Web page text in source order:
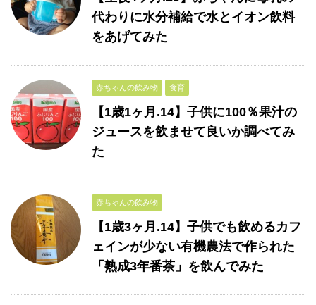
代わりに水分補給で水とイオン飲料
をあげてみた
赤ちゃんの飲み物 食育
【1歳1ヶ月.14】子供に100％果汁の
ジュースを飲ませて良いか調べてみ
た
赤ちゃんの飲み物
【1歳3ヶ月.14】子供でも飲めるカフ
ェインが少ない有機農法で作られた
「熟成3年番茶」を飲んでみた